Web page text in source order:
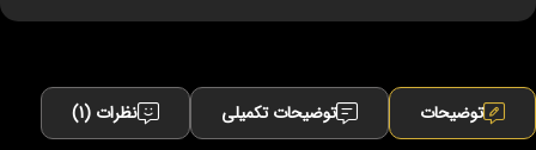
توضیحات توضیحات تکمیلی نظرات (1)